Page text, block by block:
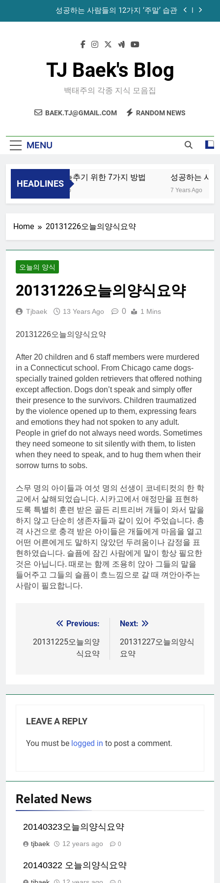
성공하는 사람들의 12가지 ‘주말’ 습관
노화를 늦추기 위한 7가지 방법
성공하는 사람들의 12가지 ‘주말’ 습관
공목에 먹는 마늘과 꿀의 놀라운 효능 – 건강을 위
TJ Baek's Blog
백태주의 각종 지식 모음집
BAEK.TJ@GMAIL.COM RANDOM NEWS
MENU
HEADLINES
노화를 늦추기 위한 7가지 방법 성공하는 사람
7 Years Ago
Home 20131226오늘의양식요약
오늘의 양식
20131226오늘의양식요약
Tjbaek 13 Years Ago 0 1 Mins
20131226오늘의양식요약
After 20 children and 6 staff members were murdered
in a Connecticut school. From Chicago came dogs-
specially trained golden retrievers that offered nothing
except affection. Dogs don’t speak and simply offer
their presence to the survivors. Children traumatized
by the violence opened up to them, expressing fears
and emotions they had not spoken to any adult.
People in grief do not always need words. Sometimes
they need someone to sit silently with them, to listen
when they need to speak, and to hug them when their
sorrow turns to sobs.
스무 명의 아이들과 여섯 명의 선생이 코네티컷의 한 학
교에서 살해되었습니다. 시카고에서 애정만을 표현하
도록 특별히 훈련 받은 골든 리트리버 개들이 와서 말을
하지 않고 단순히 생존자들과 같이 있어 주었습니다. 총
격 사건으로 충격 받은 아이들은 개들에게 마음을 열고
어떤 어른에게도 말하지 않았던 두려움이나 감정을 표
현하였습니다. 슬픔에 잠긴 사람에게 말이 항상 필요한
것은 아닙니다. 때로는 함께 조용히 앉아 그들의 말을
들어주고 그들의 슬픔이 흐느낌으로 갈 때 껴안아주는
사람이 필요합니다.
navigation
Previous:
20131225오늘의양
식요약
Next:
20131227오늘의양식
요약
LEAVE A REPLY
You must be logged in to post a comment.
Related News
20140323오늘의양식요약
tjbaek 12 years ago 0
20140322 오늘의양식요약